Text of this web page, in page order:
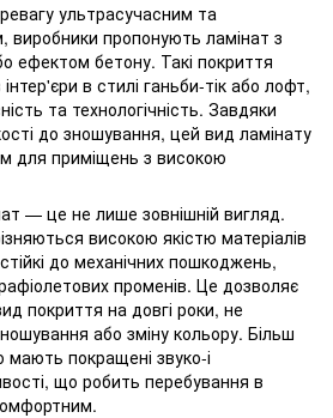
ультрасучасним та
виробники пропонують ламінат з
ефектом бетону. Такі покриття
в стилі ганьби-тік або лофт,
та технологічність. Завдяки
до зношування, цей вид ламінату
для приміщень з високою
— це не лише зовнішній вигляд.
високою якістю матеріалів
до механічних пошкоджень,
променів. Це дозволяє
покриття на довгі роки, не
або зміну кольору. Більш
мають покращені звуко-і
що робить перебування в